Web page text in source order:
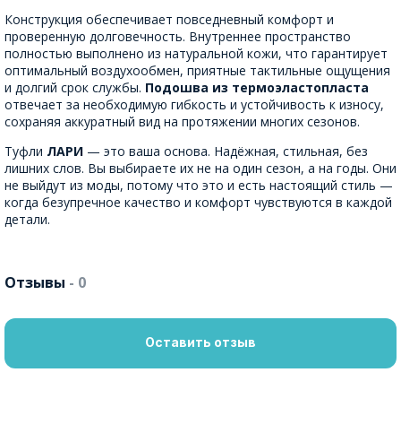
Конструкция обеспечивает повседневный комфорт и
проверенную долговечность. Внутреннее пространство
полностью выполнено из натуральной кожи, что гарантирует
оптимальный воздухообмен, приятные тактильные ощущения
и долгий срок службы. Подошва из термоэластопласта
отвечает за необходимую гибкость и устойчивость к износу,
сохраняя аккуратный вид на протяжении многих сезонов.
Туфли ЛАРИ — это ваша основа. Надёжная, стильная, без
лишних слов. Вы выбираете их не на один сезон, а на годы. Они
не выйдут из моды, потому что это и есть настоящий стиль —
когда безупречное качество и комфорт чувствуются в каждой
детали.
Отзывы - 0
Оставить отзыв